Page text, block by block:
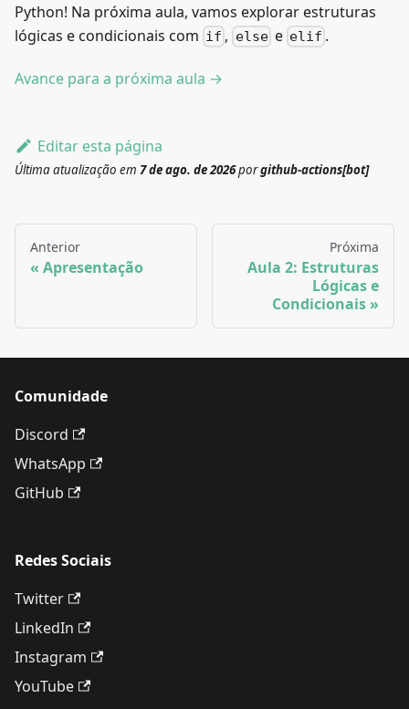
Python! Na próxima aula, vamos explorar estruturas
lógicas e condicionais com if , else e elif .
Avance para a próxima aula →
Editar esta página
Última atualização em 7 de ago. de 2026porgithub-actions[bot]
Anterior
Apresentação
Próxima
Aula 2: Estruturas
Lógicas e
Condicionais
Comunidade
Discord
WhatsApp
GitHub
Redes Sociais
Twitter
LinkedIn
Instagram
YouTube